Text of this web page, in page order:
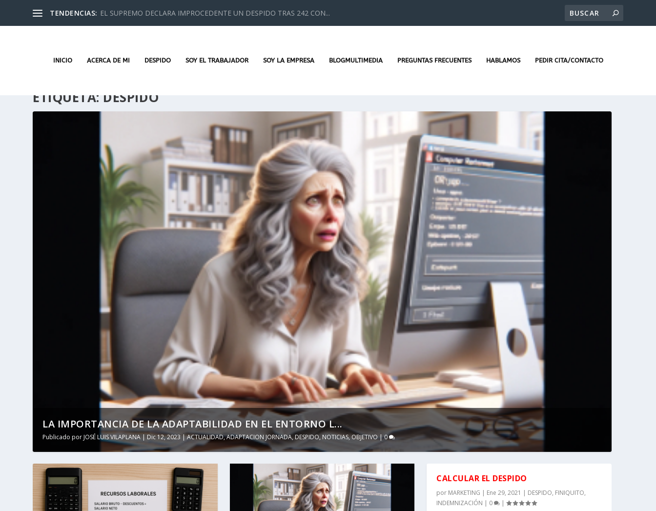
TENDENCIAS: EL SUPREMO DECLARA IMPROCEDENTE UN DESPIDO TRAS 242 CON...
INICIO ACERCA DE MI DESPIDO SOY EL TRABAJADOR SOY LA EMPRESA BLOGMULTIMEDIA PREGUNTAS FRECUENTES HABLAMOS PEDIR CITA/CONTACTO
ETIQUETA: DESPIDO
LA IMPORTANCIA DE LA ADAPTABILIDAD EN EL ENTORNO L...
Publicado porJOSÉ LUIS VILAPLANA|Dic 12, 2023 |ACTUALIDAD,ADAPTACION JORNADA,DESPIDO,NOTICIAS,OBJETIVO |0
CALCULAR EL DESPIDO
por MARKETING | Ene 29, 2021 | DESPIDO, FINIQUITO,
INDEMNIZACIÓN | 0 |